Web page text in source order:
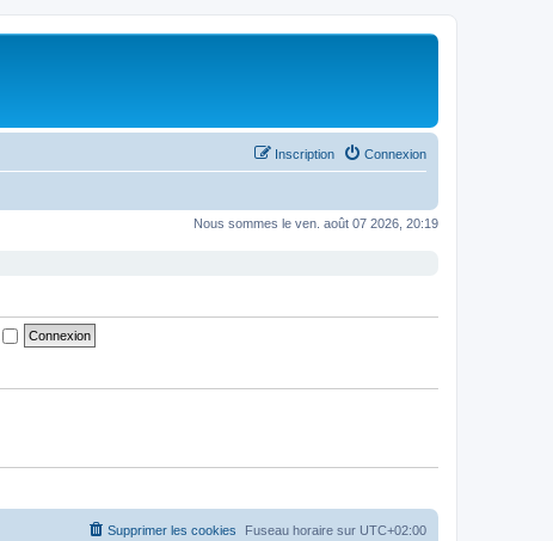
Connexion
Inscription
Nous sommes le ven. août 07 2026, 20:19
Fuseau horaire sur UTC+02:00
Supprimer les cookies